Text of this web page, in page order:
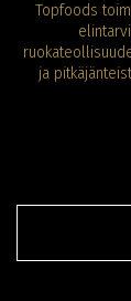
Topfoods
ja